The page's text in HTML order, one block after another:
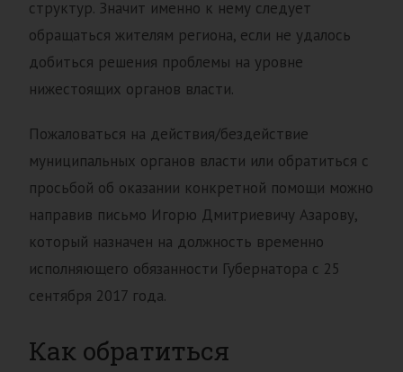
структур. Значит именно к нему следует
обращаться жителям региона, если не удалось
добиться решения проблемы на уровне
нижестоящих органов власти.
Пожаловаться на действия/бездействие
муниципальных органов власти или обратиться с
просьбой об оказании конкретной помощи можно
направив письмо Игорю Дмитриевичу Азарову,
который назначен на должность временно
исполняющего обязанности Губернатора с 25
сентября 2017 года.
Как обратиться